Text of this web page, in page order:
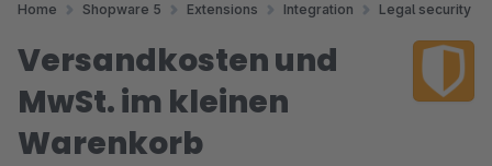
Home Shopware 5 Extensions Integration Legal security
Versandkosten und
MwSt. im kleinen
Warenkorb